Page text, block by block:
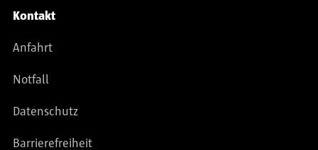
Kontakt
Anfahrt
Notfall
Datenschutz
Barrierefreiheit